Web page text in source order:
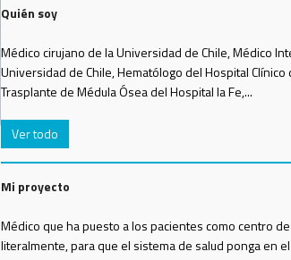
Quién soy
Médico cirujano de la Universidad de Chile, Médico
Universidad de Chile, Hematólogo del Hospital
Trasplante de Médula Ósea del Hospital la Fe,...
Ver todo
Mi proyecto
Médico que ha puesto a los pacientes como centro
literalmente, para que el sistema de salud ponga en